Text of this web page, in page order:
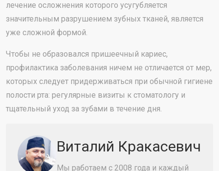
лечение осложнения которого усугубляется
значительным разрушением зубных тканей, является
уже сложной формой.
Чтобы не образовался пришеечный кариес,
профилактика заболевания ничем не отличается от мер,
которых следует придерживаться при обычной гигиене
полости рта: регулярные визиты к стоматологу и
тщательный уход за зубами в течение дня.
Виталий Кракасевич
Мы работаем с 2008 года и каждый